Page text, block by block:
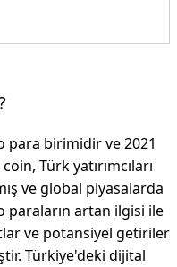
birimidir ve 2021
Türk yatırımcıları
ve global piyasalarda
paraların artan ilgisi ile
ve potansiyel getiriler
Türkiye'deki dijital